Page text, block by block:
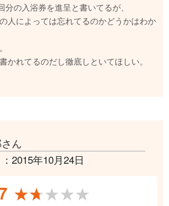
の入浴券を進呈と書いてるが、
人によっては忘れてるのかどうかはわか
かれてるのだし徹底しといてほしい。
ん
2015年10月24日
★★★★★
★★★★★